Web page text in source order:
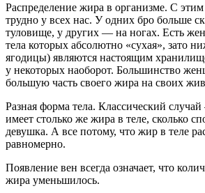
Распределение жира в организме. С этим
трудно у всех нас. У одних бро больше
туловище, у других — на ногах. Есть
тела которых абсолютно «сухая», зато
ягодицы) являются настоящим
у некоторых наоборот. Большинство
большую часть своего жира на своих
Разная форма тела. Классический
имеет столько же жира в теле, сколько
девушка. А все потому, что жир в теле
равномерно.
Появление вен всегда означает, что
жира уменьшилось.